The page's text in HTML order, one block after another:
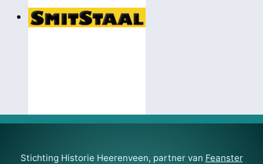
Stichting Historie Heerenveen, partner van Feanster